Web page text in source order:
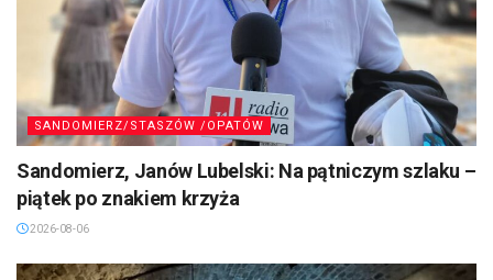
SANDOMIERZ/STASZÓW /OPATÓW
Sandomierz, Janów Lubelski: Na pątniczym szlaku –
piątek po znakiem krzyża
2026-08-06